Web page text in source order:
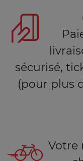
sécurisé,
(pour plus
Votre